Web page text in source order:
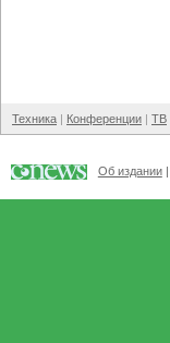
Техника Конференции ТВ
Об издании